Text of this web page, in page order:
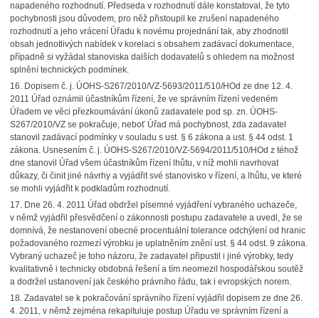
napadeného rozhodnutí. Předseda v rozhodnutí dále konstatoval, že tyto
pochybnosti jsou důvodem, pro něž přistoupil ke zrušení napadeného
rozhodnutí a jeho vrácení Úřadu k novému projednání tak, aby zhodnotil
obsah jednotlivých nabídek v korelaci s obsahem zadávací dokumentace,
případně si vyžádal stanoviska dalších dodavatelů s ohledem na možnost
splnění technických podmínek.
16. Dopisem č. j. ÚOHS-S267/2010/VZ-5693/2011/510/HOd ze dne 12. 4.
2011 Úřad oznámil účastníkům řízení, že ve správním řízení vedeném
Úřadem ve věci přezkoumávání úkonů zadavatele pod sp. zn. ÚOHS-
S267/2010/VZ se pokračuje, neboť Úřad má pochybnost, zda zadavatel
stanovil zadávací podmínky v souladu s ust. § 6 zákona a ust. § 44 odst. 1
zákona. Usnesením č. j. ÚOHS-S267/2010/VZ-5694/2011/510/HOd z téhož
dne stanovil Úřad všem účastníkům řízení lhůtu, v níž mohli navrhovat
důkazy, či činit jiné návrhy a vyjádřit své stanovisko v řízení, a lhůtu, ve které
se mohli vyjádřit k podkladům rozhodnutí.
17. Dne 26. 4. 2011 Úřad obdržel písemné vyjádření vybraného uchazeče,
v němž vyjádřil přesvědčení o zákonnosti postupu zadavatele a uvedl, že se
domnívá, že nestanovení obecné procentuální tolerance odchýlení od hranic
požadovaného rozmezí výrobku je uplatněním znění ust. § 44 odst. 9 zákona.
Vybraný uchazeč je toho názoru, že zadavatel připustil i jiné výrobky, tedy
kvalitativně i technicky obdobná řešení a tím neomezil hospodářskou soutěž
a dodržel ustanovení jak českého právního řádu, tak i evropských norem.
18. Zadavatel se k pokračování správního řízení vyjádřil dopisem ze dne 26.
4. 2011, v němž zejména rekapituluje postup Úřadu ve správním řízení a